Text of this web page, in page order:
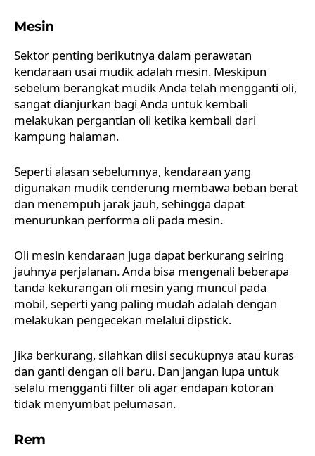
Mesin
Sektor penting berikutnya dalam perawatan
kendaraan usai mudik adalah mesin. Meskipun
sebelum berangkat mudik Anda telah mengganti oli,
sangat dianjurkan bagi Anda untuk kembali
melakukan pergantian oli ketika kembali dari
kampung halaman.
Seperti alasan sebelumnya, kendaraan yang
digunakan mudik cenderung membawa beban berat
dan menempuh jarak jauh, sehingga dapat
menurunkan performa oli pada mesin.
Oli mesin kendaraan juga dapat berkurang seiring
jauhnya perjalanan. Anda bisa mengenali beberapa
tanda kekurangan oli mesin yang muncul pada
mobil, seperti yang paling mudah adalah dengan
melakukan pengecekan melalui dipstick.
Jika berkurang, silahkan diisi secukupnya atau kuras
dan ganti dengan oli baru. Dan jangan lupa untuk
selalu mengganti filter oli agar endapan kotoran
tidak menyumbat pelumasan.
Rem